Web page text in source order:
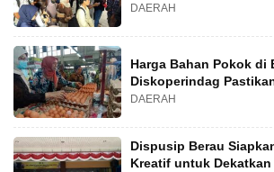
DAERAH
Harga Bahan Pokok di
Diskoperindag
DAERAH
Dispusip Berau
Kreatif untuk